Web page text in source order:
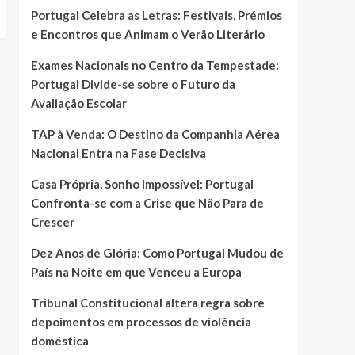
Portugal Celebra as Letras: Festivais, Prémios
e Encontros que Animam o Verão Literário
Exames Nacionais no Centro da Tempestade:
Portugal Divide-se sobre o Futuro da
Avaliação Escolar
TAP à Venda: O Destino da Companhia Aérea
Nacional Entra na Fase Decisiva
Casa Própria, Sonho Impossível: Portugal
Confronta-se com a Crise que Não Para de
Crescer
Dez Anos de Glória: Como Portugal Mudou de
País na Noite em que Venceu a Europa
Tribunal Constitucional altera regra sobre
depoimentos em processos de violência
doméstica